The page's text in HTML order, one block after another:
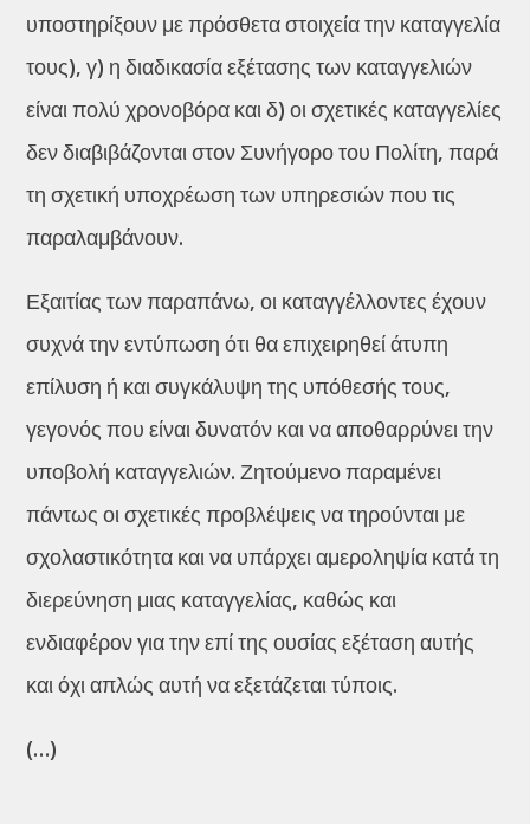
υποστηρίξουν με πρόσθετα στοιχεία την καταγγελία
τους), γ) η διαδικασία εξέτασης των καταγγελιών
είναι πολύ χρονοβόρα και δ) οι σχετικές καταγγελίες
δεν διαβιβάζονται στον Συνήγορο του Πολίτη, παρά
τη σχετική υποχρέωση των υπηρεσιών που τις
παραλαμβάνουν.
Εξαιτίας των παραπάνω, οι καταγγέλλοντες έχουν
συχνά την εντύπωση ότι θα επιχειρηθεί άτυπη
επίλυση ή και συγκάλυψη της υπόθεσής τους,
γεγονός που είναι δυνατόν και να αποθαρρύνει την
υποβολή καταγγελιών. Ζητούμενο παραμένει
πάντως οι σχετικές προβλέψεις να τηρούνται με
σχολαστικότητα και να υπάρχει αμεροληψία κατά τη
διερεύνηση μιας καταγγελίας, καθώς και
ενδιαφέρον για την επί της ουσίας εξέταση αυτής
και όχι απλώς αυτή να εξετάζεται τύποις.
(…)